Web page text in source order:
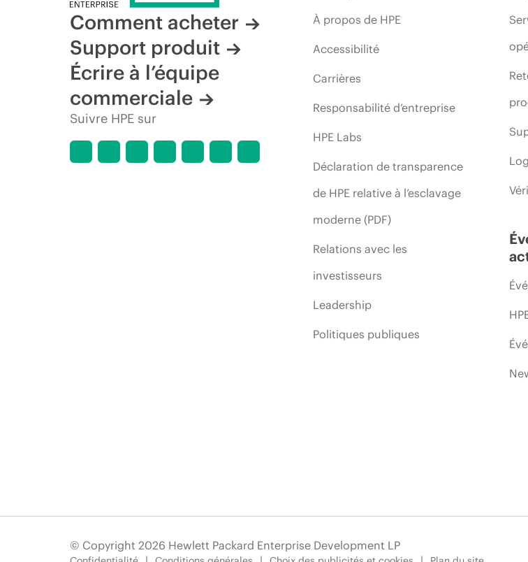
Comment acheter
Support produit
Écrire à l’équipe
commerciale
Suivre HPE sur
À propos de HPE
Accessibilité
Carrières
Responsabilité d’entreprise
HPE Labs
Déclaration de transparence
de HPE relative à l’esclavage
moderne (PDF)
Relations avec les
investisseurs
Leadership
Politiques publiques
© Copyright 2026 Hewlett Packard Enterprise Development LP